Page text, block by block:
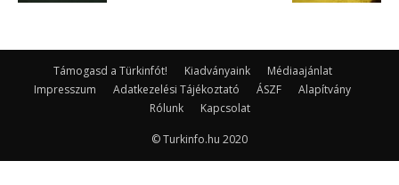
Támogasd a Türkinfót! Kiadványaink
Médiaajánlat
Impresszum
Adatkezelési Tájékoztató ÁSZF
Alapítvány
Rólunk
Kapcsolat
© Turkinfo.hu 2020